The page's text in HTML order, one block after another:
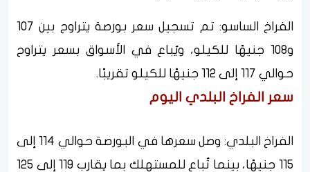
الفراخ الساسو: تم تسجيل سعر بورصة يتراوح بين 107
و108 جنيهًا للكيلو، ويُباع في الأسواق بسعر يتراوح
حوالي 117 إلى 112 جنيهًا للكيلو تقريبًا.
سعر الفراخ البلدي اليوم
الفراخ البلدي: وصل سعرها في البورصة حوالي 114 إلى
115 جنيهًا، بينما تُباع للمستهلك بما يقارب 119 إلى 125